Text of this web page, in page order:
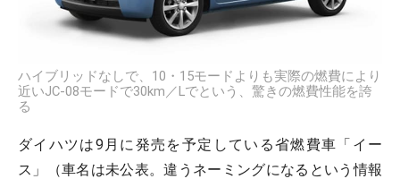
ハイブリッドなしで、10・15モードよりも実際の燃費により
近いJC-08モードで30km／Lでという、驚きの燃費性能を誇
る
ダイハツは9月に発売を予定している省燃費車「イー
ス」（車名は未公表。違うネーミングになるという情報